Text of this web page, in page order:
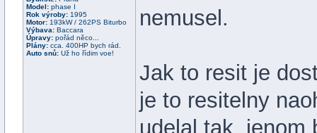
Model: phase I
Rok výroby: 1995
Motor: 193kW / 262PS Biturbo
Výbava: Baccara
Úpravy: pořád něco...
Plány: cca. 400HP bych rád.
Auto snů: Už ho řídim voe!
nemusel.
Jak to resit je
je to resitelny
udelal tak. jenom